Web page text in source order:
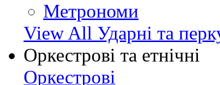
Метрономи
View All Ударні та
Оркестрові та етнічні
Оркестрові